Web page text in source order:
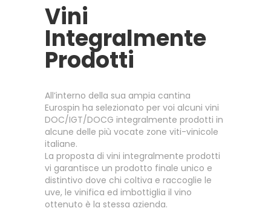
Vini
Integralmente
Prodotti
All’interno della sua ampia cantina
Eurospin ha selezionato per voi alcuni vini
DOC/IGT/DOCG integralmente prodotti in
alcune delle più vocate zone viti-vinicole
italiane.
La proposta di vini integralmente prodotti
vi garantisce un prodotto finale unico e
distintivo dove chi coltiva e raccoglie le
uve, le vinifica ed imbottiglia il vino
ottenuto è la stessa azienda.